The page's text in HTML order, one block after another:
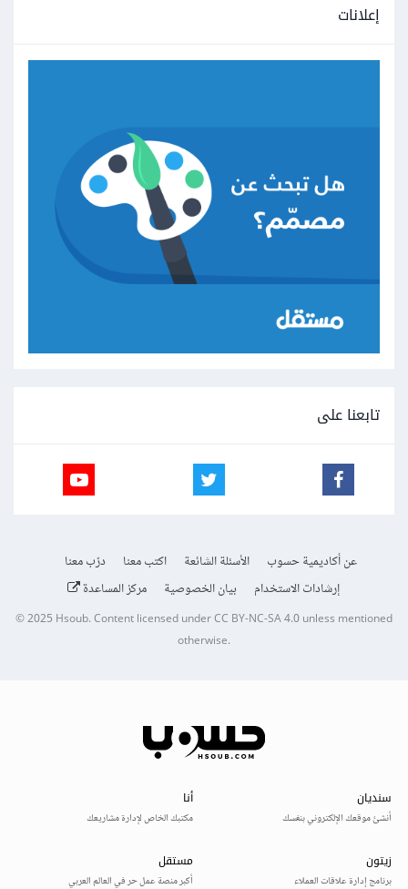
إعلانات
تابعنا على
عن أكاديمية حسوب الأسئلة الشائعة اكتب معنا
درّب معنا
إرشادات الاستخدام
بيان الخصوصية مركز المساعدة
© 2025Hsoub.Content licensed underCC BY-NC-SA 4.0unless mentioned
otherwise.